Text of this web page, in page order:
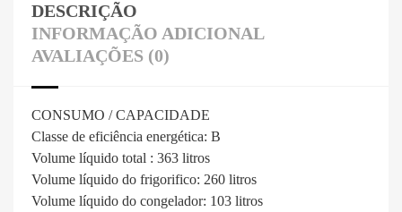
DESCRIÇÃO
INFORMAÇÃO ADICIONAL
AVALIAÇÕES (0)
CONSUMO / CAPACIDADE
Classe de eficiência energética: B
Volume líquido total : 363 litros
Volume líquido do frigorifico: 260 litros
Volume líquido do congelador: 103 litros